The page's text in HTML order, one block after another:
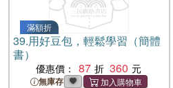
滿額折
39.用好豆包，輕鬆學習（簡體
書）
優惠價： 87 360
無庫存